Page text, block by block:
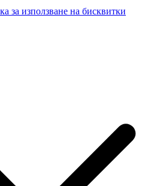
за използване на бисквитки